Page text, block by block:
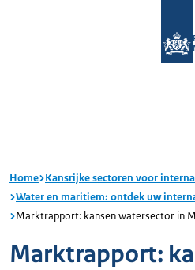
Home Kansrijke sectoren voor
Water en maritiem: ontdek uw
Marktrapport: kansen watersector in
Marktrapport: